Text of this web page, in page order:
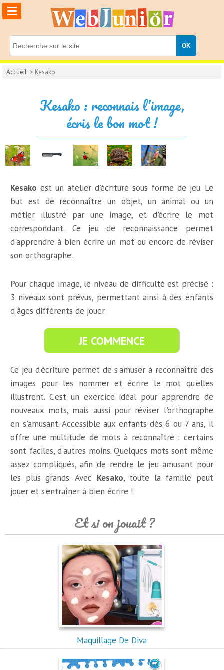
≡
Accueil > Kesako
Kesako : reconnais l'image,
écris le bon mot !
Kesako est un atelier d'écriture sous forme de jeu. Le
but est de reconnaître un objet, un animal ou un
métier illustré par une image, et d'écrire le mot
correspondant. Ce jeu de reconnaissance permet
d'apprendre à bien écrire un mot ou encore de réviser
son orthographe.
Pour chaque image, le niveau de difficulté est précisé :
3 niveaux sont prévus, permettant ainsi à des enfants
d'âges différents de jouer.
JE COMMENCE
Ce jeu d'écriture permet de s'amuser à reconnaître des
images pour les nommer et écrire le mot qu'elles
illustrent. C'est un exercice idéal pour apprendre de
nouveaux mots, mais aussi pour réviser l'orthographe
en s'amusant. Accessible aux enfants dès 6 ou 7 ans, il
offre une multitude de mots à reconnaître : certains
sont faciles, d'autres moins. Quelques mots sont même
assez compliqués, afin de rendre le jeu amusant pour
les plus grands. Avec Kesako, toute la famille peut
jouer et s'entraîner à bien écrire !
Et si on jouait ?
Maquillage De Diva